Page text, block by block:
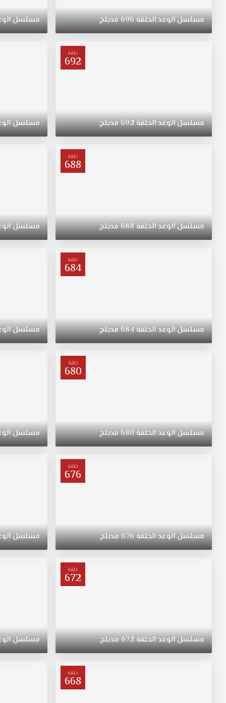
التي
ولدت
في
مدبلج
الحلقة
تبقى
"ريهان"
226
مدبلج
قصة
متواضعة
وشابة
وجميلة
بعد
وفاة
مسلسلالوعدالحلقة696مدبلج مسلسل
حلقة
692
مسلسلالوعدالحلقة692مدبلج مسلسل
حلقة
688
مسلسلالوعدالحلقة688مدبلج مسلسل
حلقة
684
مسلسلالوعدالحلقة684مدبلج مسلسل
حلقة
680
مسلسلالوعدالحلقة680مدبلج مسلسل
حلقة
676
مسلسلالوعدالحلقة676مدبلج مسلسل
حلقة
672
مسلسلالوعدالحلقة672مدبلج مسلسل
حلقة
668